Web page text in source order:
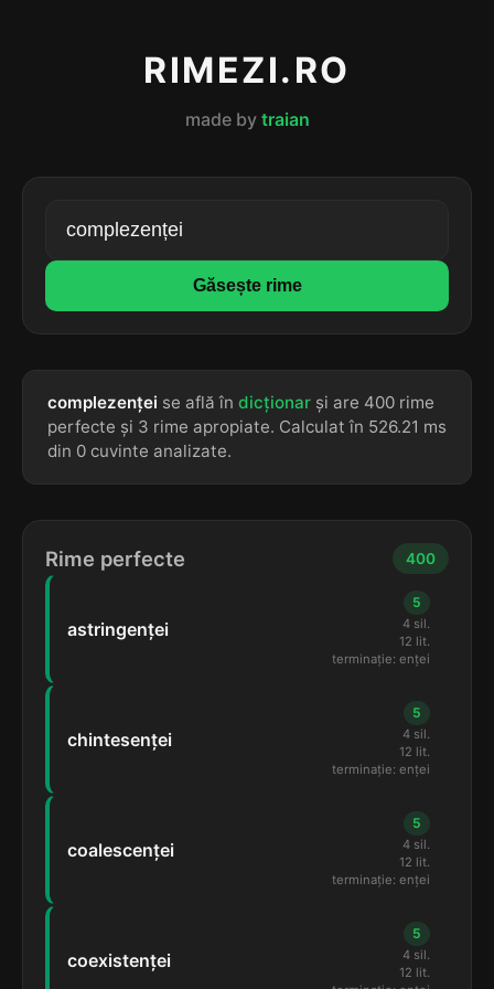
RIMEZI.RO
made by traian
Găsește rime
complezenței se află în dicționar și are 400 rime
perfecte și 3 rime apropiate. Calculat în 526.21 ms
din 0 cuvinte analizate.
Rime perfecte 400
astringenței
5
4 sil.
12 lit.
terminație: enței
chintesenței
5
4 sil.
12 lit.
terminație: enței
coalescenței
5
4 sil.
12 lit.
terminație: enței
coexistenței
5
4 sil.
12 lit.